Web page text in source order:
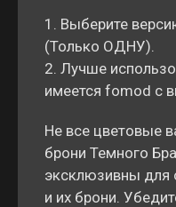
1. Выберите
(Только ОДНУ).
2. Лучше
имеется fomod с
Не все цветовые
брони Темного
эксклюзивны для
и их брони.